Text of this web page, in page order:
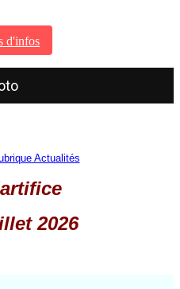
d'infos
Actualités
2026